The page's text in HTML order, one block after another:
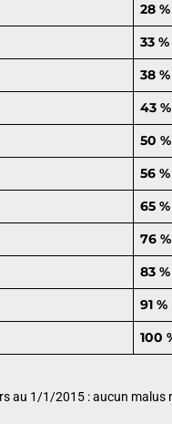
28 %
33 %
38 %
43 %
50 %
56 %
65 %
76 %
83 %
91 %
100
au 1/1/2015 : aucun malus